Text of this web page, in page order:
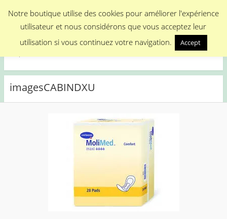
Menu
Medical Promotion
imagesCABINDXU
Notre boutique utilise des cookies pour améliorer l'expérience
utilisateur et nous considérons que vous acceptez leur
utilisation si vous continuez votre navigation.
Accept